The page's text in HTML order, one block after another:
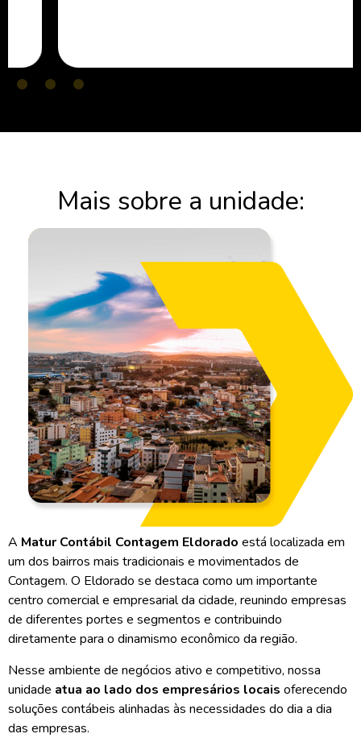
Mais sobre a unidade:
A Matur Contábil Contagem Eldorado está localizada em
um dos bairros mais tradicionais e movimentados de
Contagem. O Eldorado se destaca como um importante
centro comercial e empresarial da cidade, reunindo empresas
de diferentes portes e segmentos e contribuindo
diretamente para o dinamismo econômico da região.
Nesse ambiente de negócios ativo e competitivo, nossa
unidade atua ao lado dos empresários locais oferecendo
soluções contábeis alinhadas às necessidades do dia a dia
das empresas.